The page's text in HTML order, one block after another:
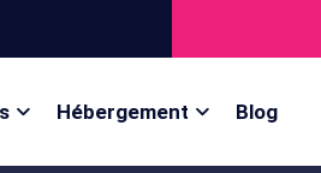
Hébergement Blog